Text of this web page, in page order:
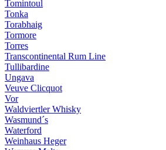
Tomintoul
Tonka
Torabhaig
Tormore
Torres
Transcontinental Rum Line
Tullibardine
Ungava
Veuve Clicquot
Vor
Waldviertler Whisky
Wasmund´s
Waterford
Weinhaus Heger